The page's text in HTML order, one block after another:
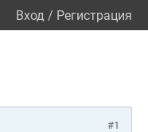
Вход / Регистрация
#1